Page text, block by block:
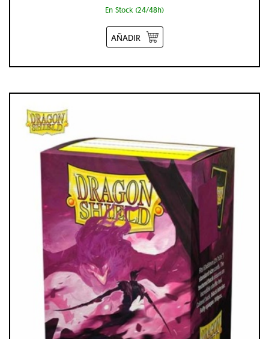
En Stock (24/48h)
AÑADIR